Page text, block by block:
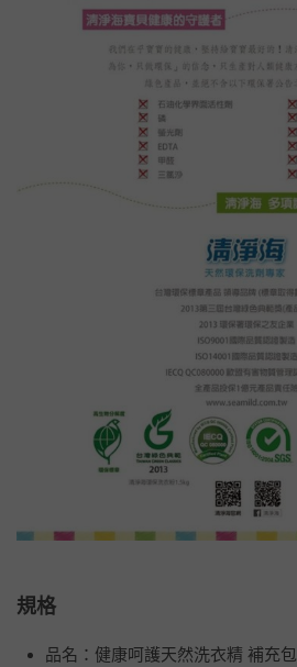
規格
品名：健康呵護天然洗衣精 補充包